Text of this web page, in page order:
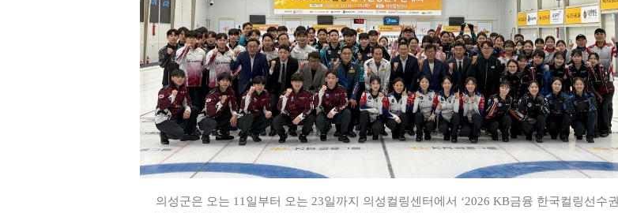
의성군은 오는 11일부터 오는 23일까지 의성컬링센터에서 ‘2026 KB금융 한국컬링선수권